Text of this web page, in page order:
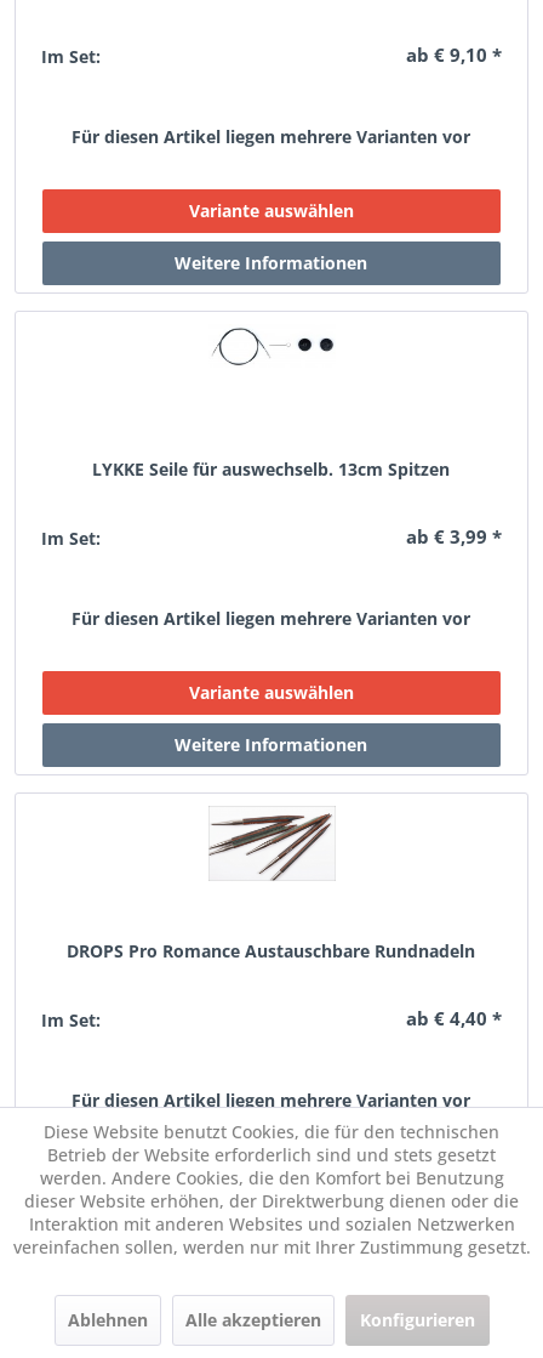
Im Set: ab € 9,10 *
Für diesen Artikel liegen mehrere Varianten vor
LYKKE Seile für auswechselb. 13cm Spitzen
Im Set: ab € 3,99 *
Für diesen Artikel liegen mehrere Varianten vor
DROPS Pro Romance Austauschbare Rundnadeln
Im Set: ab € 4,40 *
Für diesen Artikel liegen mehrere Varianten vor
Diese Website benutzt Cookies, die für den technischen
Betrieb der Website erforderlich sind und stets gesetzt
werden. Andere Cookies, die den Komfort bei Benutzung
dieser Website erhöhen, der Direktwerbung dienen oder die
Interaktion mit anderen Websites und sozialen Netzwerken
vereinfachen sollen, werden nur mit Ihrer Zustimmung gesetzt.
Ablehnen Alle akzeptieren Konfigurieren